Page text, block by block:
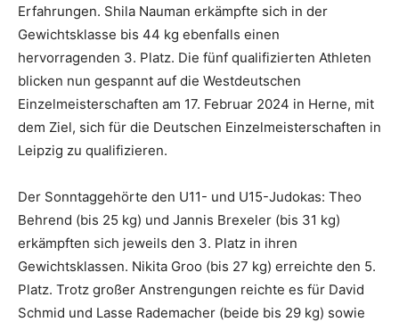
Erfahrungen. Shila Nauman erkämpfte sich in der
Gewichtsklasse bis 44 kg ebenfalls einen
hervorragenden 3. Platz. Die fünf qualifizierten Athleten
blicken nun gespannt auf die Westdeutschen
Einzelmeisterschaften am 17. Februar 2024 in Herne, mit
dem Ziel, sich für die Deutschen Einzelmeisterschaften in
Leipzig zu qualifizieren.
Der Sonntaggehörte den U11- und U15-Judokas: Theo
Behrend (bis 25 kg) und Jannis Brexeler (bis 31 kg)
erkämpften sich jeweils den 3. Platz in ihren
Gewichtsklassen. Nikita Groo (bis 27 kg) erreichte den 5.
Platz. Trotz großer Anstrengungen reichte es für David
Schmid und Lasse Rademacher (beide bis 29 kg) sowie